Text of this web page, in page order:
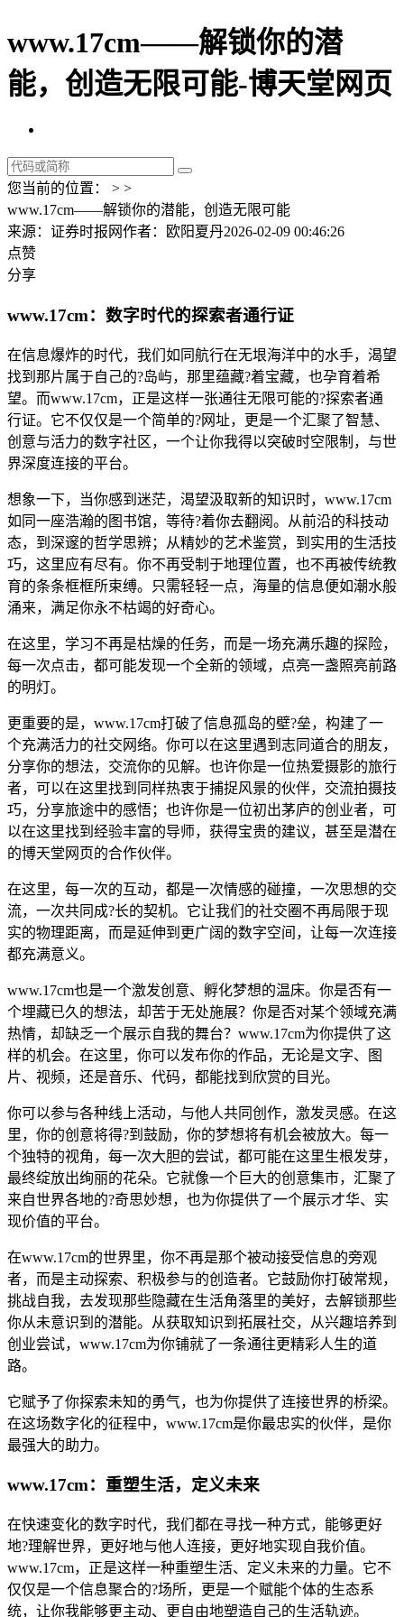
www.17cm——解锁你的潜
能，创造无限可能-博天堂网页
您当前的位置： > >
www.17cm——解锁你的潜能，创造无限可能
来源：证券时报网作者：欧阳夏丹2026-02-09 00:46:26
点赞
分享
www.17cm：数字时代的探索者通行证
在信息爆炸的时代，我们如同航行在无垠海洋中的水手，渴望
找到那片属于自己的?岛屿，那里蕴藏?着宝藏，也孕育着希
望。而www.17cm，正是这样一张通往无限可能的?探索者通
行证。它不仅仅是一个简单的?网址，更是一个汇聚了智慧、
创意与活力的数字社区，一个让你我得以突破时空限制，与世
界深度连接的平台。
想象一下，当你感到迷茫，渴望汲取新的知识时，www.17cm
如同一座浩瀚的图书馆，等待?着你去翻阅。从前沿的科技动
态，到深邃的哲学思辨；从精妙的艺术鉴赏，到实用的生活技
巧，这里应有尽有。你不再受制于地理位置，也不再被传统教
育的条条框框所束缚。只需轻轻一点，海量的信息便如潮水般
涌来，满足你永不枯竭的好奇心。
在这里，学习不再是枯燥的任务，而是一场充满乐趣的探险，
每一次点击，都可能发现一个全新的领域，点亮一盏照亮前路
的明灯。
更重要的是，www.17cm打破了信息孤岛的壁?垒，构建了一
个充满活力的社交网络。你可以在这里遇到志同道合的朋友，
分享你的想法，交流你的见解。也许你是一位热爱摄影的旅行
者，可以在这里找到同样热衷于捕捉风景的伙伴，交流拍摄技
巧，分享旅途中的感悟；也许你是一位初出茅庐的创业者，可
以在这里找到经验丰富的导师，获得宝贵的建议，甚至是潜在
的博天堂网页的合作伙伴。
在这里，每一次的互动，都是一次情感的碰撞，一次思想的交
流，一次共同成?长的契机。它让我们的社交圈不再局限于现
实的物理距离，而是延伸到更广阔的数字空间，让每一次连接
都充满意义。
www.17cm也是一个激发创意、孵化梦想的温床。你是否有一
个埋藏已久的想法，却苦于无处施展？你是否对某个领域充满
热情，却缺乏一个展示自我的舞台？www.17cm为你提供了这
样的机会。在这里，你可以发布你的作品，无论是文字、图
片、视频，还是音乐、代码，都能找到欣赏的目光。
你可以参与各种线上活动，与他人共同创作，激发灵感。在这
里，你的创意将得?到鼓励，你的梦想将有机会被放大。每一
个独特的视角，每一次大胆的尝试，都可能在这里生根发芽，
最终绽放出绚丽的花朵。它就像一个巨大的创意集市，汇聚了
来自世界各地的?奇思妙想，也为你提供了一个展示才华、实
现价值的平台。
在www.17cm的世界里，你不再是那个被动接受信息的旁观
者，而是主动探索、积极参与的创造者。它鼓励你打破常规，
挑战自我，去发现那些隐藏在生活角落里的美好，去解锁那些
你从未意识到的潜能。从获取知识到拓展社交，从兴趣培养到
创业尝试，www.17cm为你铺就了一条通往更精彩人生的道
路。
它赋予了你探索未知的勇气，也为你提供了连接世界的桥梁。
在这场数字化的征程中，www.17cm是你最忠实的伙伴，是你
最强大的助力。
www.17cm：重塑生活，定义未来
在快速变化的数字时代，我们都在寻找一种方式，能够更好
地?理解世界，更好地与他人连接，更好地实现自我价值。
www.17cm，正是这样一种重塑生活、定义未来的力量。它不
仅仅是一个信息聚合的?场所，更是一个赋能个体的生态系
统，让你我能够更主动、更自由地塑造自己的生活轨迹。